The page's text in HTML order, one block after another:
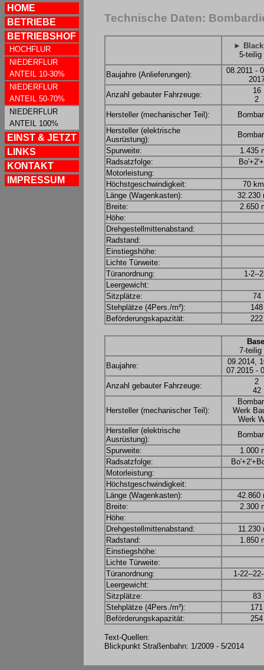
HOME
BETRIEBE
BETRIEBSHOF
HOCHFLUR
NIEDERFLUR
ANTEIL 10-30%
NIEDERFLUR
ANTEIL 50-70%
NIEDERFLUR
ANTEIL 100%
EINST & JETZT
LINKS
KONTAKT
IMPRESSUM
Technische Daten:
►
5-teilig
Baujahre (Anlieferungen):
08.2011 -
Anzahl gebauter Fahrzeuge:
16
2
Hersteller (mechanischer Teil):
Hersteller (elektrische
Ausrüstung):
Spurweite:
1.435
Radsatzfolge:
Motorleistung:
Höchstgeschwindigkeit:
70
Länge (Wagenkasten):
32.230
Breite:
2.650
Höhe:
Drehgestellmittenabstand:
Radstand:
Einstiegshöhe:
Lichte Türweite:
Türanordnung:
1-2--
Leergewicht:
Sitzplätze:
74
Stehplätze (4Pers./m²):
148
Beförderungskapazität:
222
7-teilig
Baujahre:
09.2014,
07.2015 -
Anzahl gebauter Fahrzeuge:
2
42
Hersteller (mechanischer Teil):
Werk
Werk
Hersteller (elektrische
Ausrüstung):
Spurweite:
1.000
Radsatzfolge:
Motorleistung:
Höchstgeschwindigkeit:
Länge (Wagenkasten):
42.860
Breite:
2.300
Höhe:
Drehgestellmittenabstand:
11.230
Radstand:
1.850
Einstiegshöhe:
Lichte Türweite:
Türanordnung:
1-22--
Leergewicht:
Sitzplätze:
83
Stehplätze (4Pers./m²):
171
Beförderungskapazität:
254
Text-Quellen:
Blickpunkt Straßenbahn: 1/2009 - 5/2014